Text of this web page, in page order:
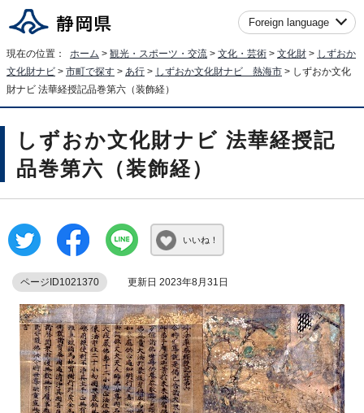
Foreign language
現在の位置： ホーム > 観光・スポーツ・交流 > 文化・芸術 > 文化財 > しずおか
文化財ナビ > 市町で探す > あ行 > しずおか文化財ナビ 熱海市 > しずおか文化
財ナビ 法華経授記品巻第六（装飾経）
しずおか文化財ナビ 法華経授記
品巻第六（装飾経）
いいね！
ページID1021370 更新日 2023年8月31日